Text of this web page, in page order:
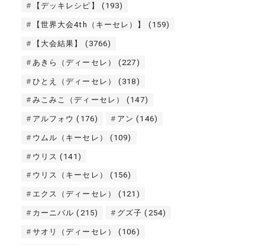
【デッキレシピ】 (193)
【世界大会4th（キーセレ）】 (159)
【大会結果】 (3766)
あきら（ディーセレ） (227)
ひとえ（ディーセレ） (318)
みこみこ（ディーセレ） (147)
アルフォウ (176) アン (146)
ウムル（キーセレ） (109)
ウリス (141)
ウリス（キーセレ） (156)
エクス（ディーセレ） (121)
カーニバル (215) グズ子 (254)
サオリ（ディーセレ） (106)